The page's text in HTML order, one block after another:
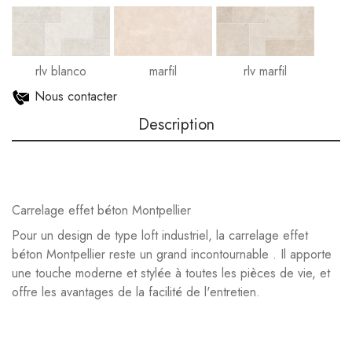
rlv blanco marfil
rlv marfil
Nous contacter
Description
Carrelage effet béton Montpellier
Pour un design de type loft industriel, la carrelage effet
béton Montpellier reste un grand incontournable . Il apporte
une touche moderne et stylée à toutes les pièces de vie, et
offre les avantages de la facilité de l'entretien.